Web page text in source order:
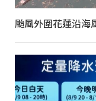
颱風外圍花蓮沿海